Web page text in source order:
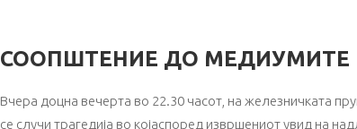
СООПШТЕНИЕ ДО МЕДИУМИТЕ
Вчера доцна вечерта во 22.30 часот, на железничката
се случи трагедија во којаспоред извршениот увид на